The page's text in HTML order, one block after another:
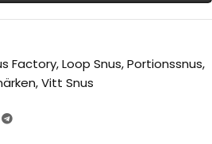
Factory,Loop Snus,Portionssnus,
,Vitt Snus